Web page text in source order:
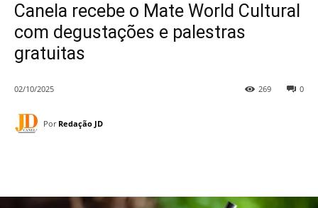
Canela recebe o Mate World Cultural
com degustações e palestras
gratuitas
02/10/2025 0
269
Por Redação JD